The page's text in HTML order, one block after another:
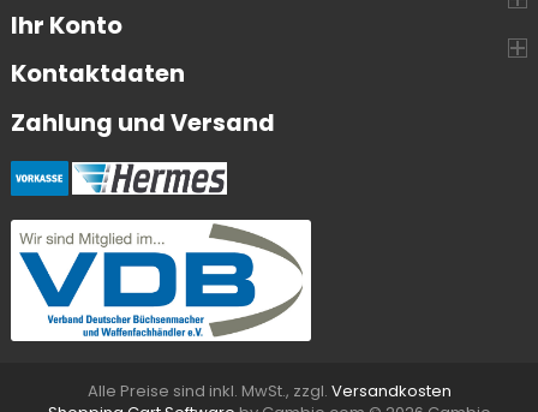
Ihr Konto
Kontaktdaten
Zahlung und Versand
Alle Preise sind inkl. MwSt., zzgl. Versandkosten